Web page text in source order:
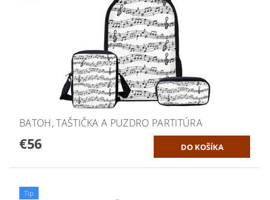
BATOH, TAŠTIČKA A PUZDRO PARTITÚRA
€56
Tip